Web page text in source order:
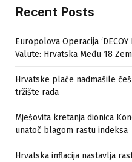
Recent Posts
Europolova Operacija
Valute: Hrvatska Među 18
Hrvatske plaće nadmašile
tržište rada
Mješovita kretanja dionica
unatoč blagom rastu indeksa
Hrvatska inflacija nastavlja